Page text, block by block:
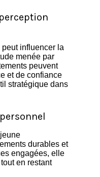
influencer la
menée par
peuvent
et de confiance
stratégique dans
durables et
engagées, elle
en restant